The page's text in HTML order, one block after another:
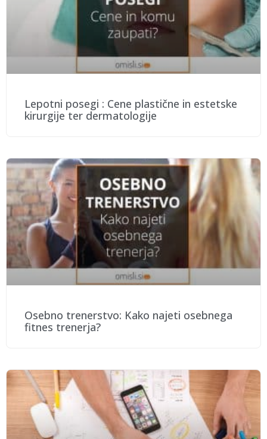
Lepotni posegi : Cene plastične in estetske
kirurgije ter dermatologije
Osebno trenerstvo: Kako najeti osebnega
fitnes trenerja?